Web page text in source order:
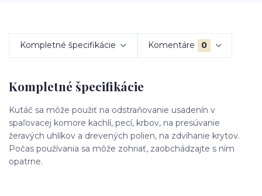
Kompletné špecifikácie Komentáre 0
Kompletné špecifikácie
Kutáč sa môže použiť na odstraňovanie usadenín v
spaľovacej komore kachlí, pecí, krbov, na presúvanie
žeravých uhlíkov a drevených polien, na zdvíhanie krytov.
Počas používania sa môže zohriať, zaobchádzajte s ním
opatrne.